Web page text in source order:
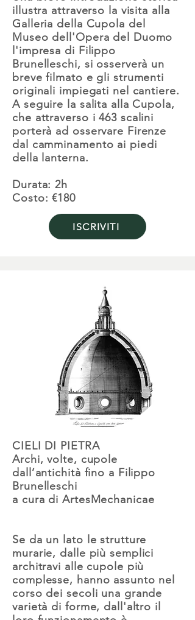
illustra attraverso la visita alla
Galleria della Cupola del
Museo dell'Opera del Duomo
l'impresa di Filippo
Brunelleschi, si osserverà un
breve filmato e gli strumenti
originali impiegati nel cantiere.
A seguire la salita alla Cupola,
che attraverso i 463 scalini
porterà ad osservare Firenze
dal camminamento ai piedi
della lanterna.
Durata: 2h
Costo: €180
ISCRIVITI
CIELI DI PIETRA
Archi, volte, cupole
dall’antichità fino a Filippo
Brunelleschi
a cura di ArtesMechanicae
Se da un lato le strutture
murarie, dalle più semplici
architravi alle cupole più
complesse, hanno assunto nel
corso dei secoli una grande
varietà di forme, dall'altro il